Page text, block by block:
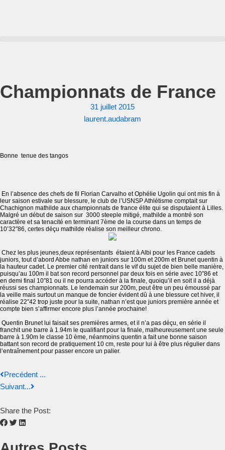
Championnats de France
31 juillet 2015
laurent.audabram
Bonne tenue des tangos
En l’absence des chefs de fil Florian Carvalho et Ophélie Ugolin qui ont mis fin à
leur saison estivale sur blessure, le club de l’USNSP Athlétisme comptait sur
Chachignon mathilde aux championnats de france élite qui se disputaient à Lilles.
Malgré un début de saison sur 3000 steeple mitigé, mathilde a montré son
caractère et sa tenacité en terminant 7ème de la course dans un temps de
10’32″86, certes déçu mathilde réalise son meilleur chrono.
Chez les plus jeunes,deux représentants étaient à Albi pour les France cadets
juniors, tout d’abord Abbe nathan en juniors sur 100m et 200m et Brunet quentin à
la hauteur cadet. Le premier cité rentrait dans le vif du sujet de bien belle manière,
puisqu’au 100m il bat son record personnel par deux fois en série avec 10″86 et
en demi final 10″81 ou il ne pourra accéder à la finale, quoiqu’il en soit il a déjà
réussi ses championnats. Le lendemain sur 200m, peut être un peu émoussé par
la veille mais surtout un manque de foncier évident dû à une blessure cet hiver, il
réalise 22″42 trop juste pour la suite, nathan n’est que juniors première année et
compte bien s’affirmer encore plus l’année prochaine!
Quentin Brunet lui faisait ses premières armes, et il n’a pas déçu, en série il
franchit une barre à 1.94m le qualifiant pour la finale, malheureusement une seule
barre à 1.90m le classe 10 ème, néanmoins quentin a fait une bonne saison
battant son record de pratiquement 10 cm, reste pour lui à être plus régulier dans
l’entraînement pour passer encore un palier.
Precédent ...
Suivant...
Share the Post: